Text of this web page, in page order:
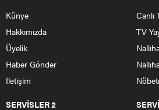
Künye
Hakkımızda
Üyelik
Haber Gönder
İletişim
Canlı
TV
SERVİSLER 2